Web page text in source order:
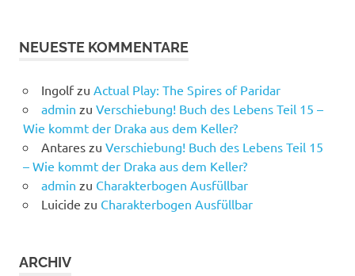
NEUESTE KOMMENTARE
Ingolfzu Actual Play: The Spires of Paridar
admin zu Verschiebung! Buch des Lebens Teil 15 –
Wie kommt der Draka aus dem Keller?
Antareszu Verschiebung! Buch des Lebens Teil 15
– Wie kommt der Draka aus dem Keller?
admin zu Charakterbogen Ausfüllbar
Luicide zu Charakterbogen Ausfüllbar
ARCHIV